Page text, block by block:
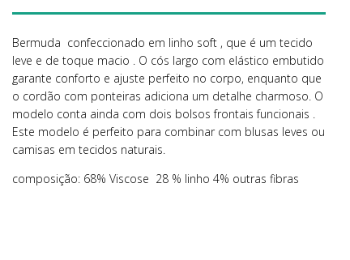
Bermuda confeccionado em linho soft , que é um tecido
leve e de toque macio . O cós largo com elástico embutido
garante conforto e ajuste perfeito no corpo, enquanto que
o cordão com ponteiras adiciona um detalhe charmoso. O
modelo conta ainda com dois bolsos frontais funcionais .
Este modelo é perfeito para combinar com blusas leves ou
camisas em tecidos naturais.
composição: 68% Viscose 28 % linho 4% outras fibras